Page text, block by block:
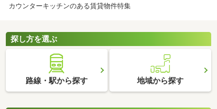
カウンターキッチンのある賃貸物件特集
探し方を選ぶ
路線・駅から探す 地域から探す